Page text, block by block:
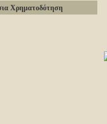
Χρηματοδότηση